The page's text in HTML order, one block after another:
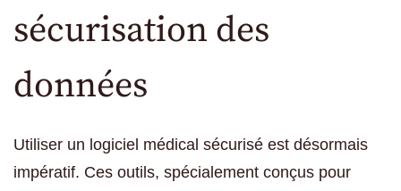
sécurisation des
données
Utiliser un logiciel médical sécurisé est désormais
impératif. Ces outils, spécialement conçus pour